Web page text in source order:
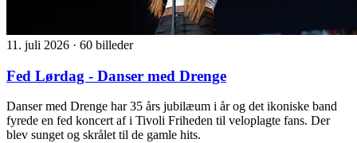
11. juli 2026 · 60 billeder
Fed Lørdag - Danser med Drenge
Danser med Drenge har 35 års jubilæum i år og det ikoniske band
fyrede en fed koncert af i Tivoli Friheden til veloplagte fans. Der
blev sunget og skrålet til de gamle hits.